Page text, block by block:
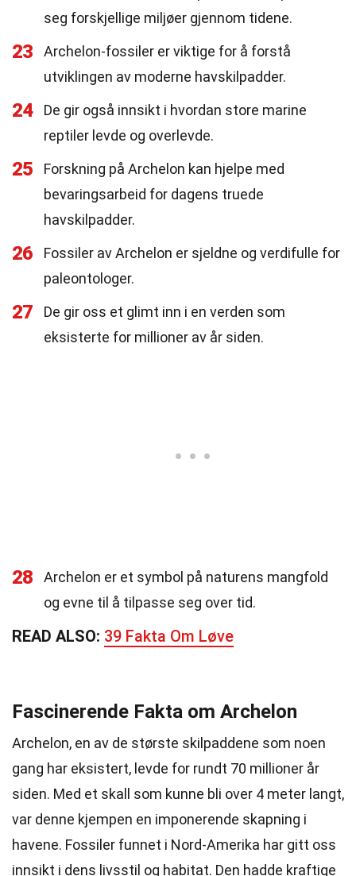
seg forskjellige miljøer gjennom tidene.
23
Archelon-fossiler er viktige for å forstå
utviklingen av moderne havskilpadder.
24
De gir også innsikt i hvordan store marine
reptiler levde og overlevde.
25
Forskning på Archelon kan hjelpe med
bevaringsarbeid for dagens truede
havskilpadder.
26
Fossiler av Archelon er sjeldne og verdifulle for
paleontologer.
27
De gir oss et glimt inn i en verden som
eksisterte for millioner av år siden.
28
Archelon er et symbol på naturens mangfold
og evne til å tilpasse seg over tid.
READ ALSO: 39 Fakta Om Løve
Fascinerende Fakta om Archelon
Archelon, en av de største skilpaddene som noen
gang har eksistert, levde for rundt 70 millioner år
siden. Med et skall som kunne bli over 4 meter langt,
var denne kjempen en imponerende skapning i
havene. Fossiler funnet i Nord-Amerika har gitt oss
innsikt i dens livsstil og habitat. Den hadde kraftige